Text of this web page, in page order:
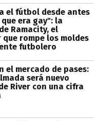
el fútbol desde antes
era gay": la
Ramacity, el
rompe los moldes
futbolero
el mercado de pases:
será nuevo
River con una cifra